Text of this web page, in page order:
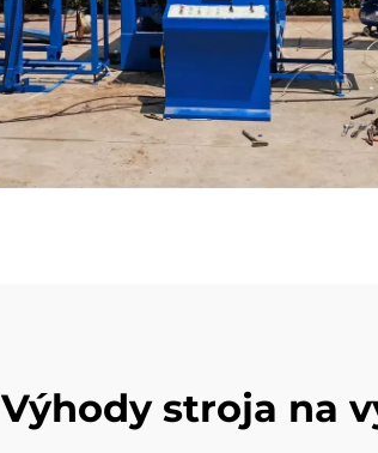
Výhody stroja na